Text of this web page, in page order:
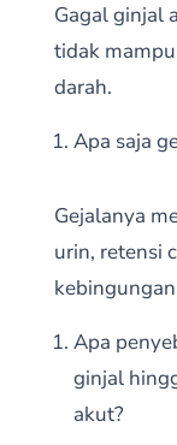
Gagal ginjal
tidak
darah.
Apa saja
Gejalanya
urin, retensi
Apa
ginjal
akut?